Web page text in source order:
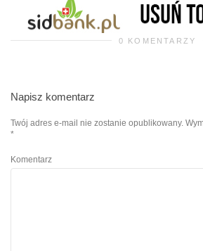
0 KOMENTARZY
Napisz komentarz
Twój adres e-mail nie zostanie opublikowany.
*
Komentarz